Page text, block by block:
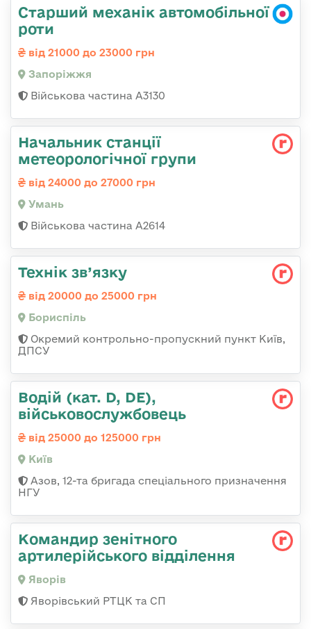
Старший механік автомобільної
роти
від 21000 до 23000 грн
Запоріжжя
Військова частина А3130
Начальник станції
метеорологічної групи
від 24000 до 27000 грн
Умань
Військова частина А2614
Технік зв’язку
від 20000 до 25000 грн
Бориспіль
Окремий контрольно-пропускний пункт Київ,
ДПСУ
Водій (кат. D, DE),
військовослужбовець
від 25000 до 125000 грн
Київ
Азов, 12-та бригада спеціального призначення
НГУ
Командир зенітного
артилерійського відділення
Яворів
Яворівський РТЦК та СП